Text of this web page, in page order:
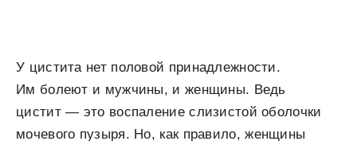
У цистита нет половой принадлежности.
Им болеют и мужчины, и женщины. Ведь
цистит — это воспаление слизистой оболочки
мочевого пузыря. Но, как правило, женщины